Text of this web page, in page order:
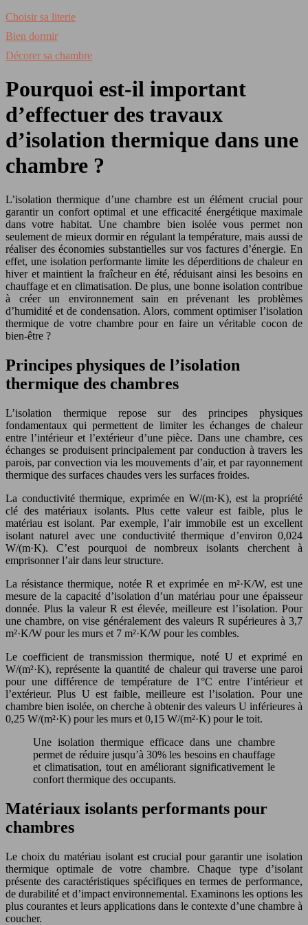
Choisir sa literie
Bien dormir
Décorer sa chambre
Pourquoi est-il important
d’effectuer des travaux
d’isolation thermique dans une
chambre ?
L’isolation thermique d’une chambre est un élément crucial pour
garantir un confort optimal et une efficacité énergétique maximale
dans votre habitat. Une chambre bien isolée vous permet non
seulement de mieux dormir en régulant la température, mais aussi de
réaliser des économies substantielles sur vos factures d’énergie. En
effet, une isolation performante limite les déperditions de chaleur en
hiver et maintient la fraîcheur en été, réduisant ainsi les besoins en
chauffage et en climatisation. De plus, une bonne isolation contribue
à créer un environnement sain en prévenant les problèmes
d’humidité et de condensation. Alors, comment optimiser l’isolation
thermique de votre chambre pour en faire un véritable cocon de
bien-être ?
Principes physiques de l’isolation
thermique des chambres
L’isolation thermique repose sur des principes physiques
fondamentaux qui permettent de limiter les échanges de chaleur
entre l’intérieur et l’extérieur d’une pièce. Dans une chambre, ces
échanges se produisent principalement par conduction à travers les
parois, par convection via les mouvements d’air, et par rayonnement
thermique des surfaces chaudes vers les surfaces froides.
La conductivité thermique, exprimée en W/(m·K), est la propriété
clé des matériaux isolants. Plus cette valeur est faible, plus le
matériau est isolant. Par exemple, l’air immobile est un excellent
isolant naturel avec une conductivité thermique d’environ 0,024
W/(m·K). C’est pourquoi de nombreux isolants cherchent à
emprisonner l’air dans leur structure.
La résistance thermique, notée R et exprimée en m²·K/W, est une
mesure de la capacité d’isolation d’un matériau pour une épaisseur
donnée. Plus la valeur R est élevée, meilleure est l’isolation. Pour
une chambre, on vise généralement des valeurs R supérieures à 3,7
m²·K/W pour les murs et 7 m²·K/W pour les combles.
Le coefficient de transmission thermique, noté U et exprimé en
W/(m²·K), représente la quantité de chaleur qui traverse une paroi
pour une différence de température de 1°C entre l’intérieur et
l’extérieur. Plus U est faible, meilleure est l’isolation. Pour une
chambre bien isolée, on cherche à obtenir des valeurs U inférieures à
0,25 W/(m²·K) pour les murs et 0,15 W/(m²·K) pour le toit.
Une isolation thermique efficace dans une chambre
permet de réduire jusqu’à 30% les besoins en chauffage
et climatisation, tout en améliorant significativement le
confort thermique des occupants.
Matériaux isolants performants pour
chambres
Le choix du matériau isolant est crucial pour garantir une isolation
thermique optimale de votre chambre. Chaque type d’isolant
présente des caractéristiques spécifiques en termes de performance,
de durabilité et d’impact environnemental. Examinons les options les
plus courantes et leurs applications dans le contexte d’une chambre à
coucher.